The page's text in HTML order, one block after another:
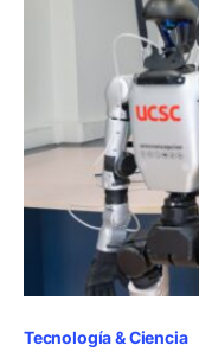
Tecnología & Ciencia